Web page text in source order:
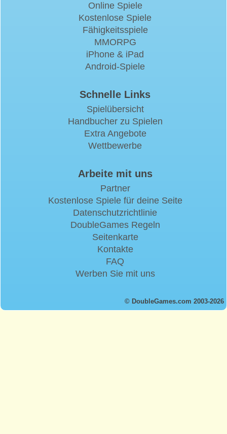
Online Spiele
Kostenlose Spiele
Fähigkeitsspiele
MMORPG
iPhone & iPad
Android-Spiele
Schnelle Links
Spielübersicht
Handbucher zu Spielen
Extra Angebote
Wettbewerbe
Arbeite mit uns
Partner
Kostenlose Spiele für deine Seite
Datenschutzrichtlinie
DoubleGames Regeln
Seitenkarte
Kontakte
FAQ
Werben Sie mit uns
© DoubleGames.com 2003-2026